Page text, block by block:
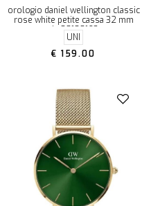
orologio daniel wellington classic
rose white petite cassa 32 mm
dw00100163
UNI
€ 159.00